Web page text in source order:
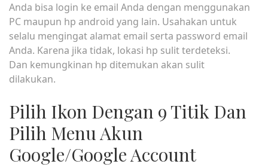
Anda bisa login ke email Anda dengan menggunakan
PC maupun hp android yang lain. Usahakan untuk
selalu mengingat alamat email serta password email
Anda. Karena jika tidak, lokasi hp sulit terdeteksi.
Dan kemungkinan hp ditemukan akan sulit
dilakukan.
Pilih Ikon Dengan 9 Titik Dan
Pilih Menu Akun
Google/Google Account